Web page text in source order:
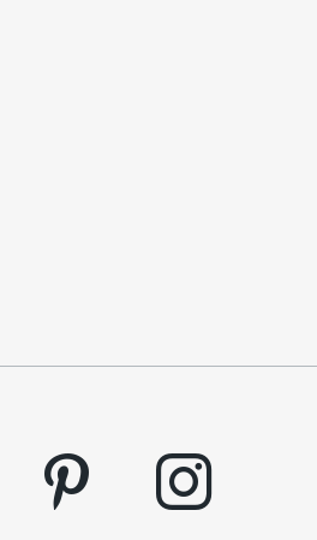
pinterest instagram